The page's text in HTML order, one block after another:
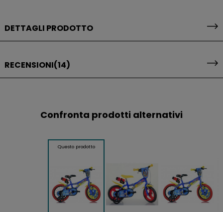
DETTAGLI PRODOTTO
RECENSIONI(14)
Confronta prodotti alternativi
Questo prodotto